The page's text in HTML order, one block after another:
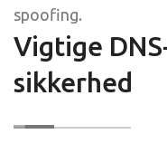
spoofing.
Vigtige
sikkerhed